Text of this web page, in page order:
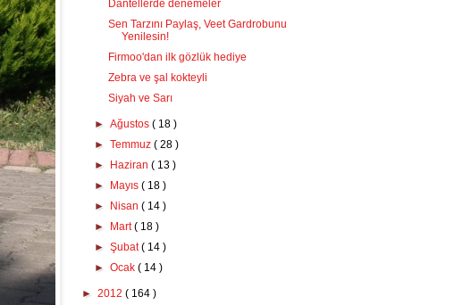
Dantellerde denemeler
Sen Tarzını Paylaş, Veet Gardrobunu
Yenilesin!
Firmoo'dan ilk gözlük hediye
Zebra ve şal kokteyli
Siyah ve Sarı
►Ağustos( 18 )
►Temmuz( 28 )
►
Haziran( 13 )
►
Mayıs( 18 )
►
Nisan( 14 )
►
Mart( 18 )
►Şubat( 14 )
►Ocak( 14 )
► 2012 ( 164 )